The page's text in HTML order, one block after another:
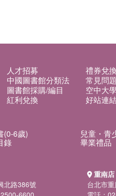
人才招募 禮券兌換
中國圖書館分類法 常見問題
圖書館採購/編目 空中大
紅利兌換 好站連結
(0-6歲) 兒童・青
錄 畢業禮品
北路386號
重南店
台北市